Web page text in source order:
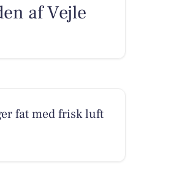
af Vejle
fat med frisk luft